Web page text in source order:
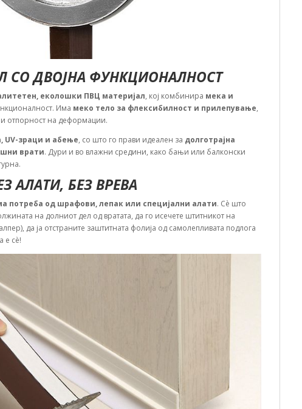
СО ДВОЈНА ФУНКЦИОНАЛНОСТ
еколошки ПВЦ материјал, кој комбинира мека и
Има меко тело за флексибилност и прилепување,
и отпорност на деформации.
UV-зраци и абење, со што го прави идеален за долготрајна
врати. Дури и во влажни средини, како бањи или балконски
АЛАТИ, БЕЗ ВРЕВА
потреба од шрафови, лепак или специјални алати. Сè што
на долниот дел од вратата, да го исечете штитникот на
да ја отстраните заштитната фолија од самолепливата подлога
е сè!